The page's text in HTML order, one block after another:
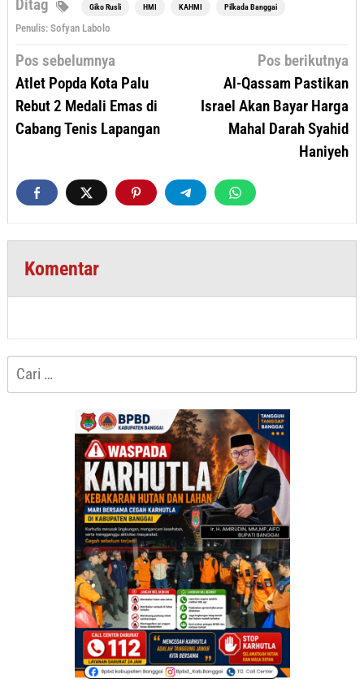
Ditag Giko Rusli HMI KAHMI Pilkada Banggai
Penulis: Sofyan Labolo
Navigasi
Pos sebelumnya
Atlet Popda Kota Palu
Rebut 2 Medali Emas di
Cabang Tenis Lapangan
Pos berikutnya
Al-Qassam Pastikan
Israel Akan Bayar Harga
Mahal Darah Syahid
Haniyeh
Komentar
Cari
untuk: